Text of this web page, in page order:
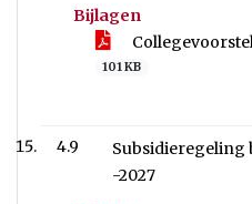
Bijlagen
101 KB
4.9
Subsidieregeling
-2027